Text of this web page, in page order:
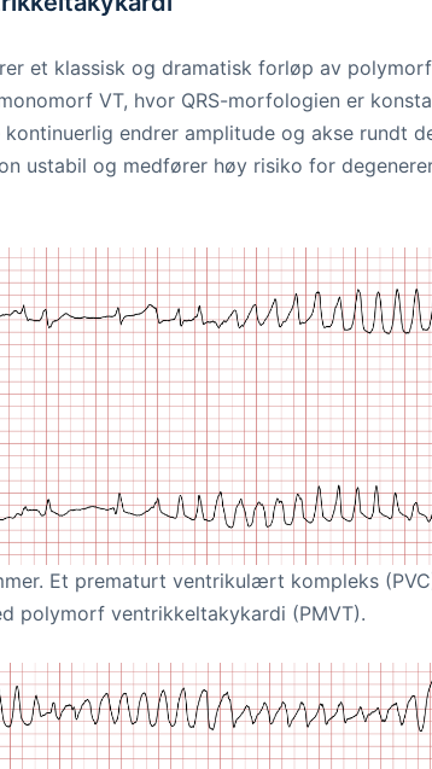
et klassisk og dramatisk forløp av polymorf
VT, hvor QRS-morfologien er
endrer amplitude og akse rundt
ustabil og medfører høy risiko for
Et prematurt ventrikulært kompleks
polymorf ventrikkeltakykardi (PMVT).